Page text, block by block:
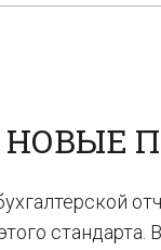
НОВЫЕ
стандарта.